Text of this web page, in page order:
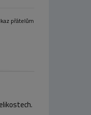
přátelům